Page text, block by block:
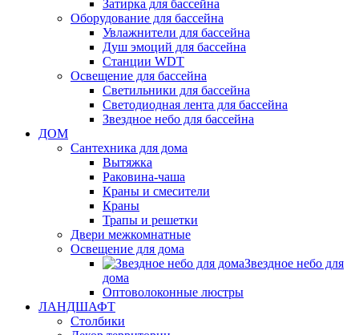
Затирка для бассейна
Оборудование для бассейна
Увлажнители для бассейна
Душ эмоций для бассейна
Станции WDT
Освещение для бассейна
Светильники для бассейна
Светодиодная лента для бассейна
Звездное небо для бассейна
ДОМ
Сантехника для дома
Вытяжка
Раковина-чаша
Краны и смесители
Краны
Трапы и решетки
Двери межкомнатные
Освещение для дома
Звездное небо для
дома
Оптоволоконные люстры
ЛАНДШАФТ
Столбики